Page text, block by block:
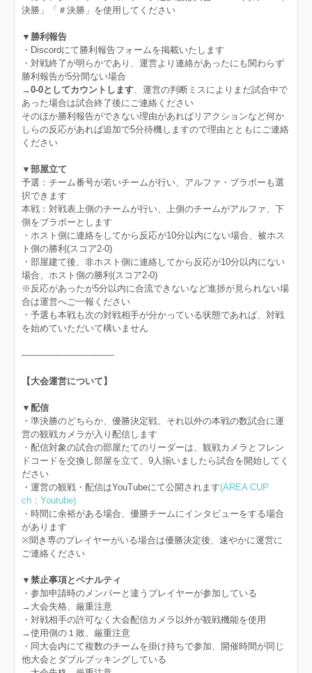
決勝」「＃決勝」を使用してください
▼勝利報告
・Discordにて勝利報告フォームを掲載いたします
・対戦終了が明らかであり、運営より連絡があったにも関わらず
勝利報告が5分間ない場合
→0‐0としてカウントします 、運営の判断ミスによりまだ試合中で
あった場合は試合終了後にご連絡ください
そのほか勝利報告ができない理由があればリアクションなど何か
しらの反応があれば追加で5分待機しますので理由とともにご連絡
ください
▼部屋立て
予選：チーム番号が若いチームが行い、アルファ・ブラボーも選
択できます
本戦：対戦表上側のチームが行い、上側のチームがアルファ、下
側をブラボーとします
・ホスト側に連絡をしてから反応が10分以内にない場合、被ホス
ト側の勝利(スコア2-0)
・部屋建て後、非ホスト側に連絡してから反応が10分以内にない
場合、ホスト側の勝利(スコア2-0)
※反応があったが5分以内に合流できないなど進捗が見られない場
合は運営へご一報ください
・予選も本戦も次の対戦相手が分かっている状態であれば、対戦
を始めていただいて構いません
---------------------------------
【大会運営について】
▼配信
・準決勝のどちらか、優勝決定戦、それ以外の本戦の数試合に運
営の観戦カメラが入り配信します
・配信対象の試合の部屋たてのリーダーは、観戦カメラとフレン
ドコードを交換し部屋を立て、9人揃いましたら試合を開始してく
ださい
・運営の観戦・配信はYouTubeにて公開されます(AREA CUP
ch：Youtube)
・時間に余裕がある場合、優勝チームにインタビューをする場合
があります
※聞き専のプレイヤーがいる場合は優勝決定後、速やかに運営に
ご連絡ください
▼禁止事項とペナルティ
・参加申請時のメンバーと違うプレイヤーが参加している
→大会失格、厳重注意
・対戦相手の許可なく大会配信カメラ以外が観戦機能を使用
→使用側の１敗、厳重注意
・同大会内にて複数のチームを掛け持ちで参加、開催時間が同じ
他大会とダブルブッキングしている